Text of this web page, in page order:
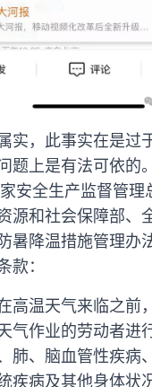
实，此事实在是过
题上是有法可依的
安全生产监督管理
源和社会保障部、
暑降温措施管理办
款：
高温天气来临之前
气作业的劳动者进
肺、脑血管性疾病
疾病及其他身体状